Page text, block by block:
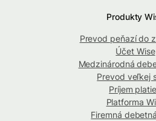
Produkty
Prevod peňazí do
Účet Wise
Medzinárodná
Prevod veľkej
Príjem
Platforma
Firemná